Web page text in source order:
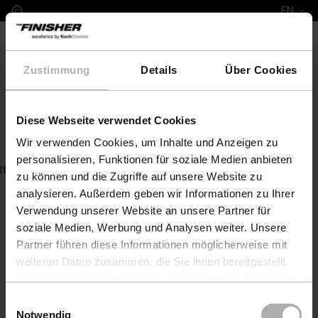
Zustimmung Details Über Cookies
Diese Webseite verwendet Cookies
Wir verwenden Cookies, um Inhalte und Anzeigen zu
personalisieren, Funktionen für soziale Medien anbieten
zu können und die Zugriffe auf unsere Website zu
analysieren. Außerdem geben wir Informationen zu Ihrer
Verwendung unserer Website an unsere Partner für
soziale Medien, Werbung und Analysen weiter. Unsere
Partner führen diese Informationen möglicherweise mit
weiteren Daten zusammen, die Sie ihnen bereitgestellt
Einstellungen zu den Cookies finden Sie unter
Notwendig
EN
Leather Colour Carina
Item not found